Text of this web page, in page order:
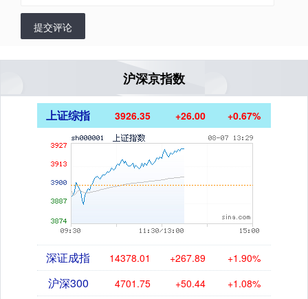
提交评论
沪深京指数
上证综指 3926.35 +26.00 +0.67%
深证成指 14378.01 +267.89 +1.90%
沪深300 4701.75 +50.44 +1.08%